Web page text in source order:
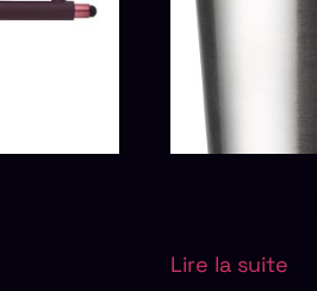
Lire la suite